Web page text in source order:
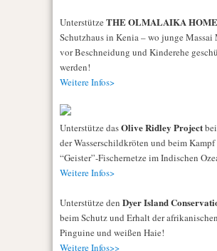
Unterstütze THE OLMALAIKA HOME
Schutzhaus in Kenia – wo junge Massai
vor Beschneidung und Kinderehe
werden!
Weitere Infos>
Unterstütze dasOlive Ridley Project
der Wasserschildkröten und beim Kampf
“Geister”-Fischernetze im Indischen
Weitere Infos>
Unterstütze den Dyer Island
beim Schutz und Erhalt der
Pinguine und weißen Haie!
Weitere Infos>>